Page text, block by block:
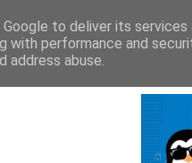
των εορτασμών του «Χίλια» η
to deliver its
with performance and
abuse.